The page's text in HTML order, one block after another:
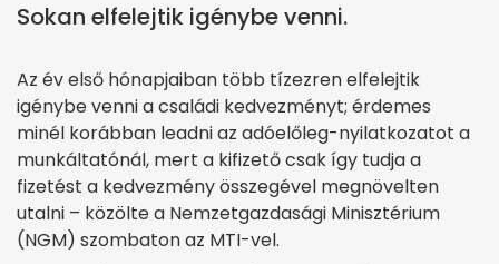
Sokan elfelejtik igénybe venni.
Az év első hónapjaiban több tízezren elfelejtik
igénybe venni a családi kedvezményt; érdemes
minél korábban leadni az adóelőleg-nyilatkozatot a
munkáltatónál, mert a kifizető csak így tudja a
fizetést a kedvezmény összegével megnövelten
utalni – közölte a Nemzetgazdasági Minisztérium
(NGM) szombaton az MTI-vel.